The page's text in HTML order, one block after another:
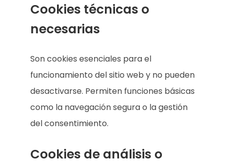
Cookies técnicas o
necesarias
Son cookies esenciales para el
funcionamiento del sitio web y no pueden
desactivarse. Permiten funciones básicas
como la navegación segura o la gestión
del consentimiento.
Cookies de análisis o